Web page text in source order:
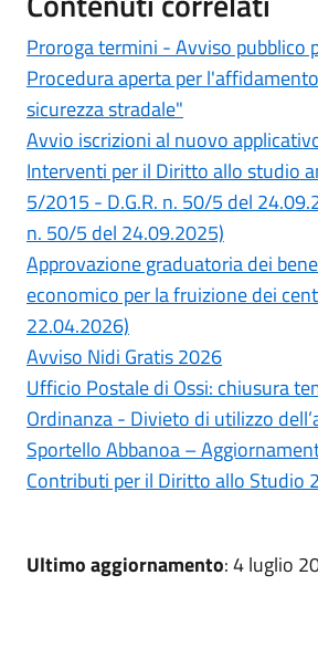
Proroga termini - Avviso pubblico
Procedura aperta per
sicurezza stradale"
Avvio iscrizioni al nuovo
Interventi per il Diritto allo studio
5/2015 - D.G.R. n. 50/5 del
n. 50/5 del 24.09.2025)
Approvazione graduatoria dei
economico per la fruizione dei
22.04.2026)
Avviso Nidi Gratis 2026
Ufficio Postale di Ossi: chiusura
Ordinanza - Divieto di utilizzo
Sportello Abbanoa –
Contributi per il Diritto allo Studio
Ultimo aggiornamento: 4 luglio